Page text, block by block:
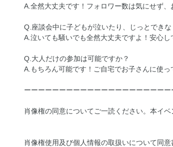
A.全然大丈夫です！フォロワー数は気にせず、
Q.座談会中に子どもが泣いたり、じっとでき
A.泣いても騒いでも全然大丈夫ですよ！安心し
Q.大人だけの参加は可能ですか？
A.もちろん可能です！ご自宅でお子さんに使っ
ーーーーーーーーーーーーーーーーーーーー
肖像権の同意についてご一読ください。本イ
肖像権使用及び個人情報の取扱いについて同意